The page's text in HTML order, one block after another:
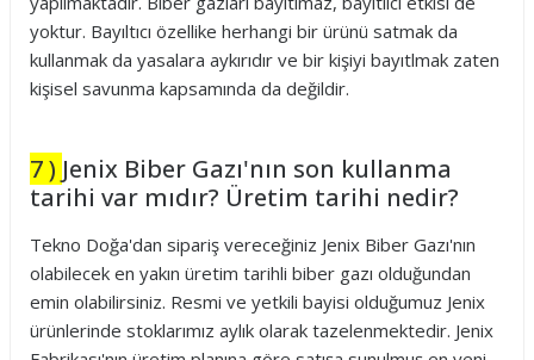
yoktur. Bayıltıcı özellike herhangi bir ürünü satmak da
kullanmak da yasalara aykırıdır ve bir kişiyi bayıtlmak zaten
kişisel savunma kapsamında da değildir.
7 ) Jenix Biber Gazı'nın son kullanma
tarihi var mıdır? Üretim tarihi nedir?
Tekno Doğa'dan sipariş vereceğiniz Jenix Biber Gazı'nın
olabilecek en yakın üretim tarihli biber gazı olduğundan
emin olabilirsiniz. Resmi ve yetkili bayisi olduğumuz Jenix
ürünlerinde stoklarımız aylık olarak tazelenmektedir. Jenix